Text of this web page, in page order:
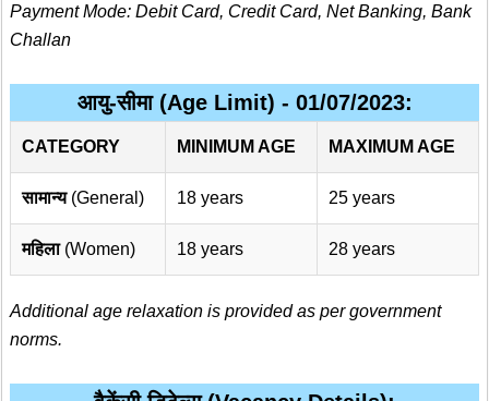
Payment Mode: Debit Card, Credit Card, Net Banking, Bank
Challan
आयु-सीमा (Age Limit) - 01/07/2023:
CATEGORY MINIMUM AGE MAXIMUM AGE
सामान्य(General) 18 years 25 years
महिला(Women) 18 years 28 years
Additional age relaxation is provided as per government
norms.